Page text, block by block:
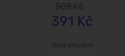
508Kč
391 Kč
Není skladem